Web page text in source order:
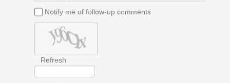
Notify me of follow-up comments
Refresh